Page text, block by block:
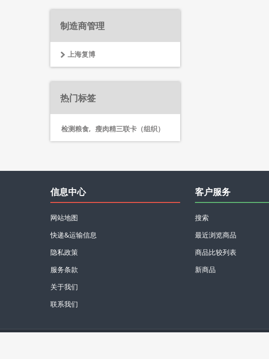
制造商管理
上海复博
热门标签
检测粮食, 瘦肉精三联卡（组织）
信息中心
网站地图
快递&运输信息
隐私政策
服务条款
关于我们
联系我们
客户服务
搜索
最近浏览商品
商品比较列表
新商品